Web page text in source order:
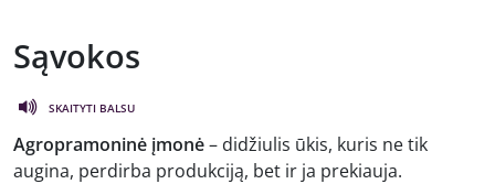
Sąvokos
SKAITYTI BALSU
Agropramoninė įmonė– didžiulis ūkis, kuris ne tik
augina, perdirba produkciją, bet ir ja prekiauja.